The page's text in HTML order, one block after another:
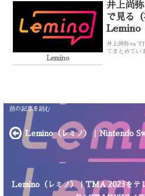
Lemino
井上尚
で見る（
Lemino
井上尚弥vs
てまとめてい
Lemino（レミノ）｜Nintendo
Lemino（レミノ）｜TMA 2023をテ